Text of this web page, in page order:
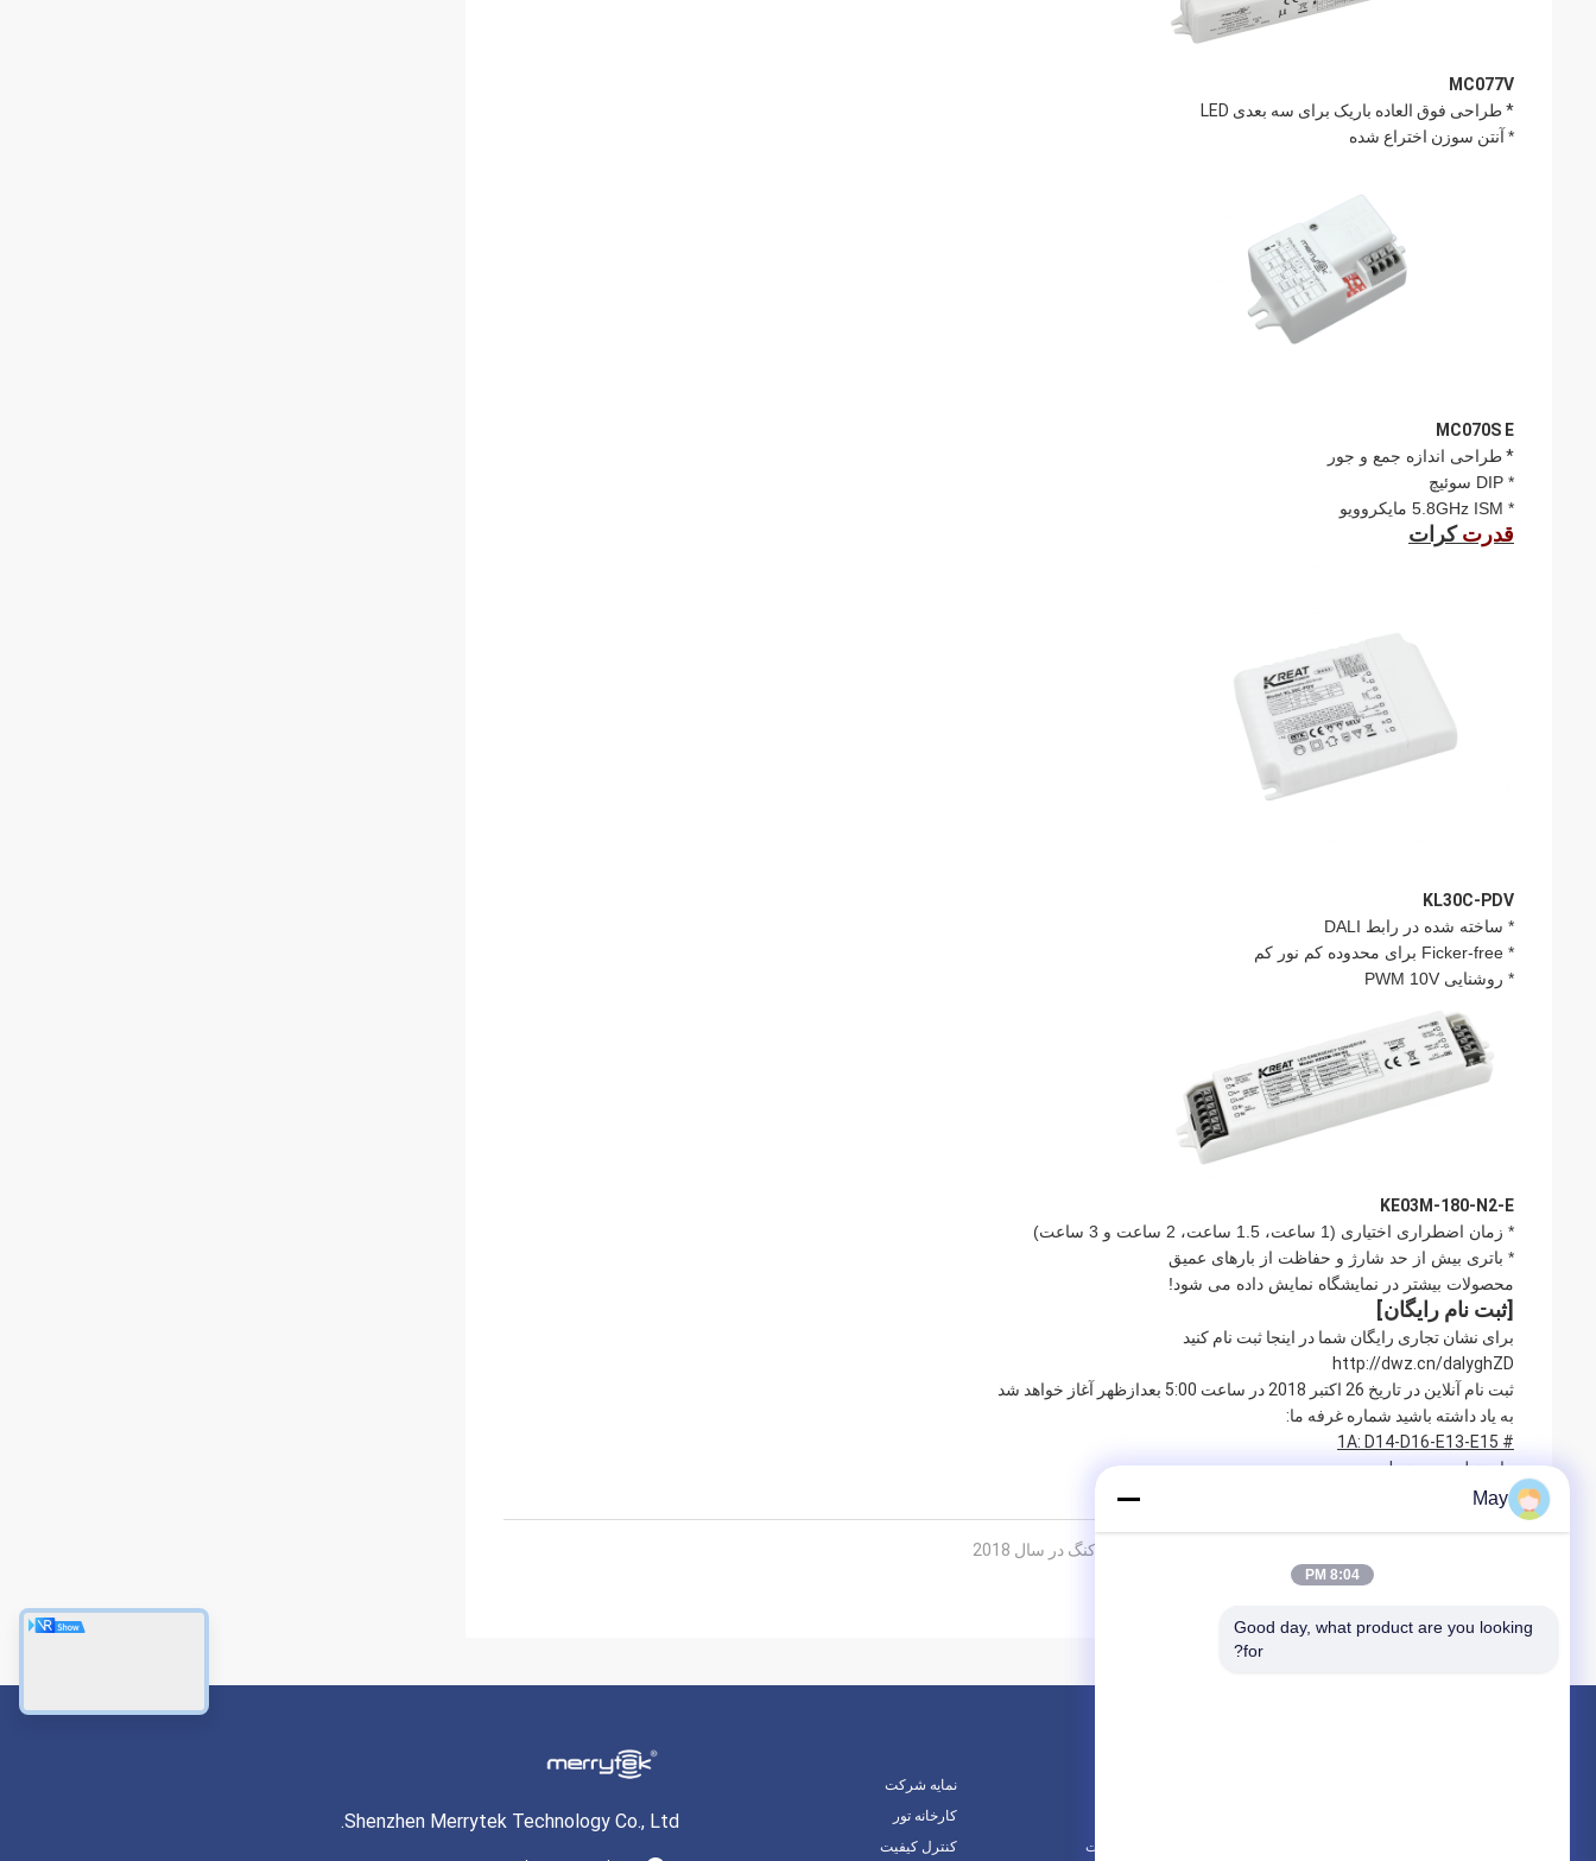
MC077V
* طراحی فوق العاده باریک برای سه بعدی LED
* آنتن سوزن اختراع شده
MC070S E
*طراحی اندازه جمع و جور
* DIP سوئیچ
* 5.8GHz ISM مایکروویو
قدرتکرات
KL30C-PDV
* ساخته شده در رابط DALI
* Ficker-free برای محدوده کم نور کم
* روشنایی PWM 10V
KE03M-180-N2-E
* زمان اضطراری اختیاری (1 ساعت، 1.5 ساعت، 2 ساعت و 3 ساعت)
* باتری بیش از حد شارژ و حفاظت از بارهای عمیق
محصولات بیشتر در نمایشگاه نمایش داده می شود!
[ثبت نام رایگان]
برای نشان تجاری رایگان شما در اینجا ثبت نام کنید
http://dwz.cn/dalyghZD
ثبت نام آنلاین در تاریخ 26 اکتبر 2018 در ساعت 5:00 بعدازظهر آغاز خواهد شد
به یاد داشته باشید شماره غرفه ما:
# 1A: D14-D16-E13-E15
ما منتظرت هستیم!
نمایشگاه نمایشگاه | نمایشگاه بین المللی روشنایی هنگ کنگ در سال 2018
Shenzhen Merrytek Technology Co., Ltd.
نمایه شرکت
کارخانه تور
کنترل کیفیت
نقشه سایت
May
8:04 PM
Good day, what product are you looking
for?